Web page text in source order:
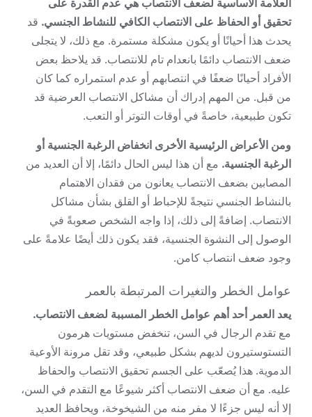
تحقيق أو الحفاظ على الانتصاب الكافي للنشاط الجنسي. قد
يحدث هذا أحيانًا أو يكون مشكلة مستمرة. مع ذلك، لا يتجلى
ضعف الانتصاب دائمًا بانعدام تام للانتصاب. قد يلاحظ بعض
الأفراد أحيانًا ضعفًا في انتصابهم أو عدم استمراره كما كان
من قبل. من المهم إدراك أن مشاكل الانتصاب العرضية قد
تكون طبيعية، خاصةً في أوقات التوتر أو التعب.
ومن الأعراض الرئيسية الأخرى انخفاض الرغبة الجنسية أو
الرغبة الجنسية. مع أن هذا ليس الحال دائمًا، إلا أن العديد من
المصابين بضعف الانتصاب يعانون من فقدان الاهتمام
بالنشاط الجنسي نتيجةً للإحباط أو القلق بشأن مشاكل
الانتصاب. إضافةً إلى ذلك، إذا واجه الشخص صعوبةً في
الوصول إلى النشوة الجنسية، فقد يكون ذلك أيضًا علامةً على
وجود ضعف انتصاب كامن.
عوامل الخطر والتغيرات المرتبطة بالعمر
يعد العمر أحد أهم عوامل الخطر المسببة لضعف الانتصاب.
مع تقدم الرجال في السن، تنخفض مستويات هرمون
التستوستيرون لديهم بشكل طبيعي، وقد تقل مرونة الأوعية
الدموية. هذا يُصعّب على الجسم تحقيق الانتصاب والحفاظ
عليه. مع أن ضعف الانتصاب أكثر شيوعًا مع التقدم في السن،
إلا أنه ليس جزءًا لا مفر منه من الشيخوخة، ويحافظ العديد